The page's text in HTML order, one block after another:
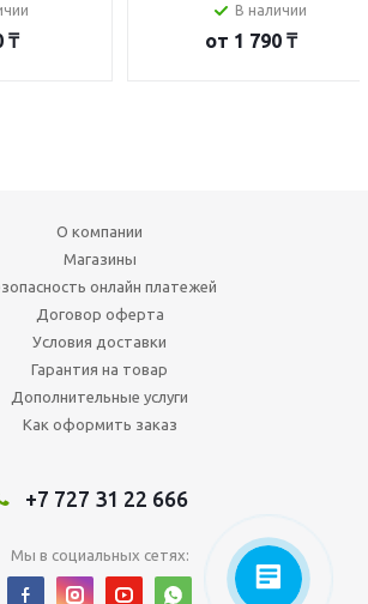
₸
В наличии
от 1 790 ₸
О компании
Магазины
онлайн платежей
Договор оферта
Условия доставки
Гарантия на товар
Дополнительные услуги
Как оформить заказ
+7 727 31 22 666
Мы в социальных сетях: